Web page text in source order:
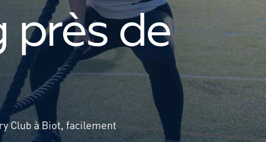
près de
Club à Biot, facilement